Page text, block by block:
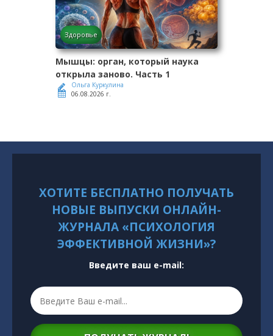
Здоровье
Мышцы: орган, который наука
открыла заново. Часть 1
Ольга Куркулина
06.08.2026 г.
ХОТИТЕ БЕСПЛАТНО ПОЛУЧАТЬ
НОВЫЕ ВЫПУСКИ ОНЛАЙН-
ЖУРНАЛА «ПСИХОЛОГИЯ
ЭФФЕКТИВНОЙ ЖИЗНИ»?
Введите ваш e-mail: